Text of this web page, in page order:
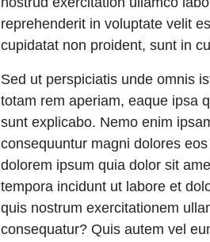
reprehenderit in voluptate velit
cupidatat non proident, sunt in
Sed ut perspiciatis unde omnis
totam rem aperiam, eaque ipsa
sunt explicabo. Nemo enim
consequuntur magni dolores
dolorem ipsum quia dolor sit
tempora incidunt ut labore et
quis nostrum exercitationem
consequatur? Quis autem vel